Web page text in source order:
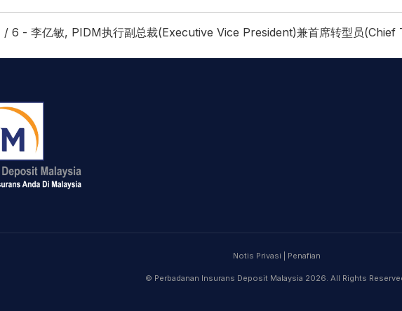
/ 6 - 李亿敏, PIDM执行副总裁(Executive Vice President)兼首席转型员
Notis Privasi Penafian
© Perbadanan Insurans Deposit Malaysia 2026. All Rights